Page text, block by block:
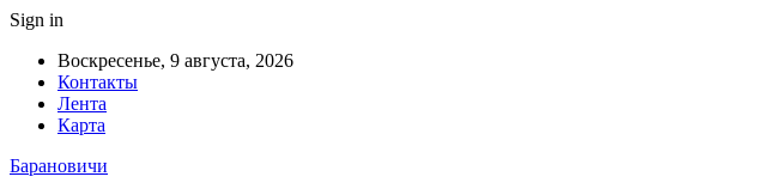
Sign in
Воскресенье, 9 августа, 2026
Контакты
Лента
Карта
Барановичи